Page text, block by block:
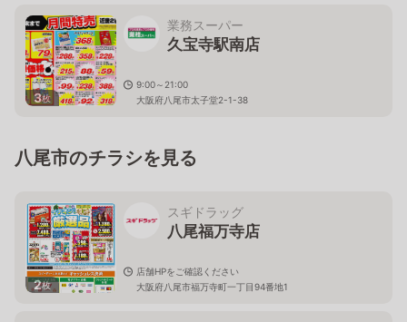
3枚
業務スーパー
久宝寺駅南店
9:00～21:00
大阪府八尾市太子堂2-1-38
八尾市のチラシを見る
2枚
スギドラッグ
八尾福万寺店
店舗HPをご確認ください
大阪府八尾市福万寺町一丁目94番地1